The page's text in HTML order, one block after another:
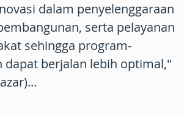
dalam penyelenggaraan
serta pelayanan
sehingga program-
dapat berjalan lebih optimal,"